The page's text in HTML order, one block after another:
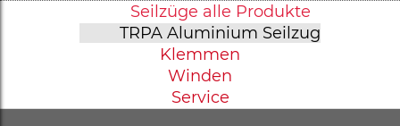
Seilzüge alle Produkte
TRPA Aluminium Seilzug
Klemmen
Winden
Service